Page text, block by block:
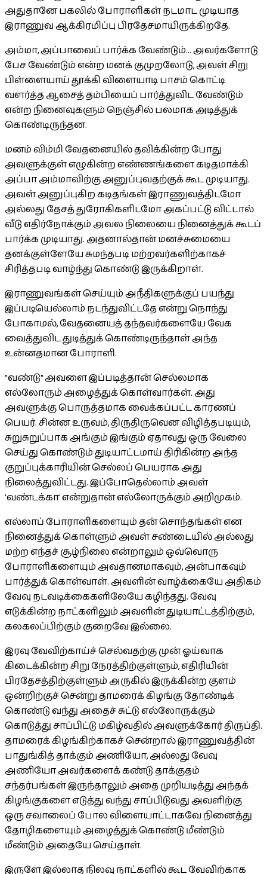
அதுதானே பகலில் போராளிகள் நடமாட முடியாத
இராணுவ ஆக்கிரமிப்பு பிரதேசமாயிருக்கிறதே.
அம்மா, அப்பாவைப் பார்க்க வேண்டும்... அவர்களோடு
பேச வேண்டும் என்ற மனக் குமுறலோடு, அவள் சிறு
பிள்ளையாய் தூக்கி விளையாடி பாசம் கொட்டி
வளர்த்த ஆசைத் தம்பியைப் பார்த்துவிட வேண்டும்
என்ற நினைவுகளும் நெஞ்சில் பலமாக அடித்துக்
கொண்டிருந்தன.
மனம் விம்மி வேதனையில் தவிக்கின்ற போது
அவளுக்குள் எழுகின்ற எண்ணங்களை கடிதமாக்கி
அப்பா அம்மாவிற்கு அனுப்புவதற்குக் கூட முடியாது.
அவள் அனுப்புகிற கடிதங்கள் இராணுவத்திடமோ
அல்லது தேசத் துரோகிகளிடமோ அகப்பட்டு விட்டால்
வீடு எதிர்நோக்கும் அவல நிலையை நினைத்துக் கூடப்
பார்க்க முடியாது. அதனால்தான் மனச்சுமையை
தனக்குள்ளேயே சுமந்தபடி மற்றவர்களிற்காகச்
சிரித்தபடி வாழ்ந்து கொண்டு இருக்கிறாள்.
இராணுவங்கள் செய்யும் அநீதிகளுக்குப் பயந்து
இப்படியெல்லாம் நடந்துவிட்டதே என்று நொந்து
போகாமல், வேதனையத் தந்தவர்களையே வேக
வைத்துவிட துடித்துக் கொண்டிருந்தாள் அந்த
உன்னதமான போராளி.
"வண்டு" அவளை இப்படித்தான் செல்லமாக
எல்லோரும் அழைத்துக் கொள்வார்கள். அது
அவளுக்கு பொருத்தமாக வைக்கப்பட்ட காரணப்
பெயர். சின்ன உருவம், திருதிருவென விழித்தபடியும்,
சுறுசுறுப்பாக அங்கும் இங்கும் ஏதாவது ஒரு வேலை
செய்து கொண்டும் துடியாட்டமாய் திரிகின்ற அந்த
குறுப்புக்காரியின் செல்லப் பெயராக அது
நிலைத்துவிட்டது. இப்போதெல்லாம் அவள்
'வண்டக்கா' என்றுதான் எல்லோருக்கும் அறிமுகம்.
எல்லாப் போராளிகளையும் தன் சொந்தங்கள் என
நினைத்துக் கொள்ளும் அவள் சண்டையில் அல்லது
மற்ற எந்தச் சூழ்நிலை என்றாலும் ஒவ்வொரு
போராளிகளையும் அவதானமாகவும், அன்பாகவும்
பார்த்துக் கொள்வாள். அவளின் வாழ்க்கையே அதிகம்
வேவு நடவடிக்கைகளிலேயே கழிந்தது. வேவு
எடுக்கின்ற நாட்களிலும் அவளின் துடியாட்டத்திற்கும்,
கலகலப்பிற்கும் குறைவே இல்லை.
இரவு வேவிற்காய்ச் செல்வதற்கு முன் ஓய்வாக
கிடைக்கின்ற சிறு நேரத்திற்குள்ளும், எதிரியின்
பிரதேசத்திற்குள்ளும் அருகில் இருக்கின்ற குளம்
ஒன்றிற்குச் சென்று தாமரைக் கிழங்கு தோண்டிக்
கொண்டு வந்து அதைச் சுட்டு எல்லோருக்கும்
கொடுத்து சாப்பிட்டு மகிழ்வதில் அவளுக்கோர் திருப்தி.
தாமரைக் கிழங்கிற்காகச் சென்றால் இராணுவத்தின்
பாதுங்கித் தாக்கும் அணியோ, அல்லது வேவு
அணியோ அவர்களைக் கண்டு தாக்குதம்
சந்தர்பங்கள் இருந்தாலும் அதை முறியடித்து அந்தக்
கிழங்குகளை எடுத்து வந்து சாப்பிடுவது அவளிற்கு
ஒரு சவாலைப் போல விளையாட்டாகவே நினைத்து
தோழிகளையும் அழைத்துக் கொண்டு மீண்டும்
மீண்டும் அதையே செய்தாள்.
இருளே இல்லாத நிலவு நாட்களில் கூட வேவிற்காக